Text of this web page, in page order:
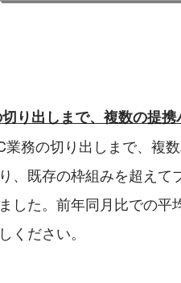
出しまで、複数の提携
務の切り出しまで、複
、既存の枠組みを超えて
した。前年同月比での平
ください。